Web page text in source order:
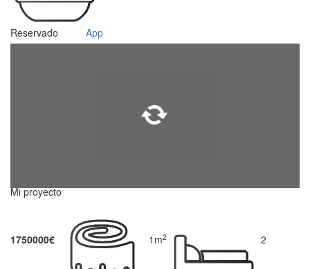
Reservado App
Mi proyecto
1750000€ 1m2 2